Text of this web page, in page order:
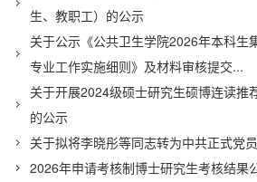
生、教职工）的公示
关于公示《公共卫生学院2026年本科生
专业工作实施细则》及材料审核提交...
关于开展2024级硕士研究生硕博连读推
的公示
关于拟将李晓彤等同志转为中共正式党
2026年申请考核制博士研究生考核结果